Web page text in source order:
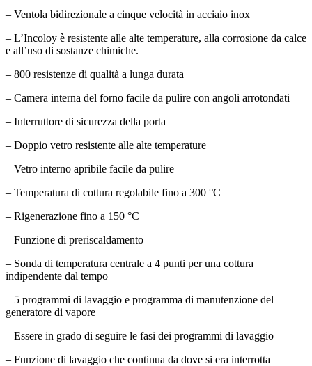
– Ventola bidirezionale a cinque velocità in acciaio inox
– L’Incoloy è resistente alle alte temperature, alla corrosione da calce
e all’uso di sostanze chimiche.
– 800 resistenze di qualità a lunga durata
– Camera interna del forno facile da pulire con angoli arrotondati
– Interruttore di sicurezza della porta
– Doppio vetro resistente alle alte temperature
– Vetro interno apribile facile da pulire
– Temperatura di cottura regolabile fino a 300 °C
– Rigenerazione fino a 150 °C
– Funzione di preriscaldamento
– Sonda di temperatura centrale a 4 punti per una cottura
indipendente dal tempo
– 5 programmi di lavaggio e programma di manutenzione del
generatore di vapore
– Essere in grado di seguire le fasi dei programmi di lavaggio
– Funzione di lavaggio che continua da dove si era interrotta